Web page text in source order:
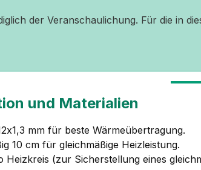
der Veranschaulichung. Für die in
und Materialien
mm für beste Wärmeübertragung.
10 cm für gleichmäßige Heizleistung.
Heizkreis (zur Sicherstellung eines